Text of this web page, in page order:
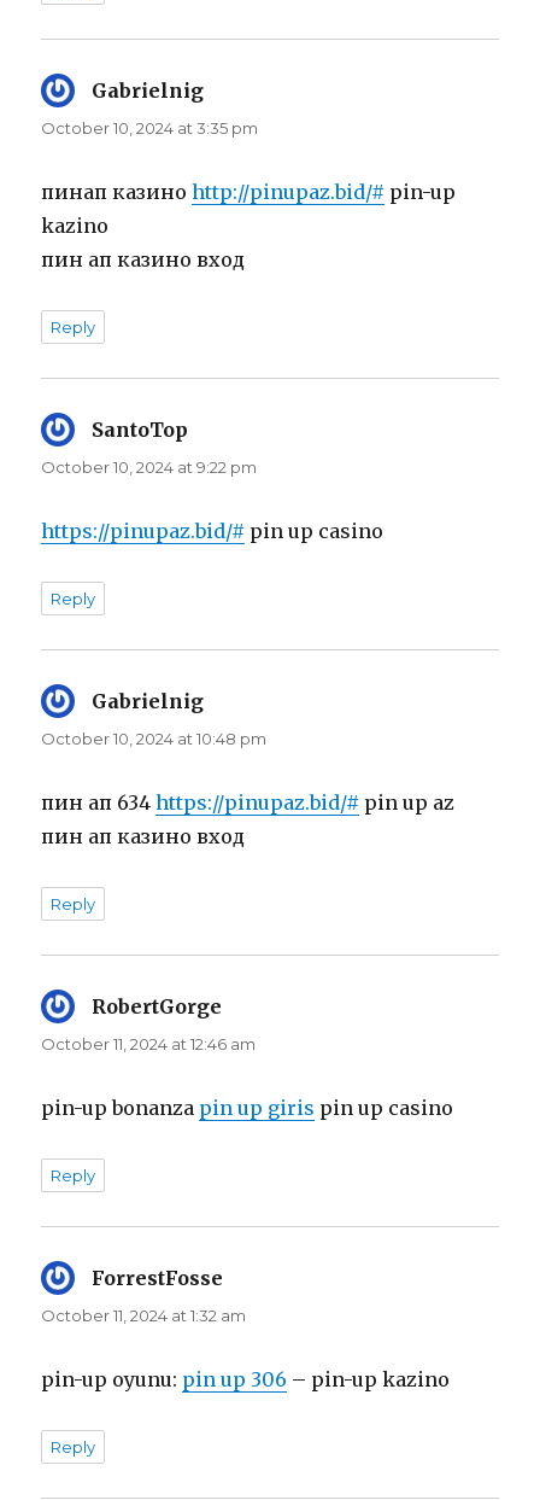
Gabrielnig
October 10, 2024 at 3:35 pm
пинап казиноhttp://pinupaz.bid/# pin-up
kazino
пин ап казино вход
Reply
SantoTop
October 10, 2024 at 9:22 pm
https://pinupaz.bid/# pin up casino
Reply
Gabrielnig
October 10, 2024 at 10:48 pm
пин ап 634https://pinupaz.bid/# pin up az
пин ап казино вход
Reply
RobertGorge
October 11, 2024 at 12:46 am
pin-up bonanza pin up giris pin up casino
Reply
ForrestFosse
October 11, 2024 at 1:32 am
pin-up oyunu: pin up 306 – pin-up kazino
Reply